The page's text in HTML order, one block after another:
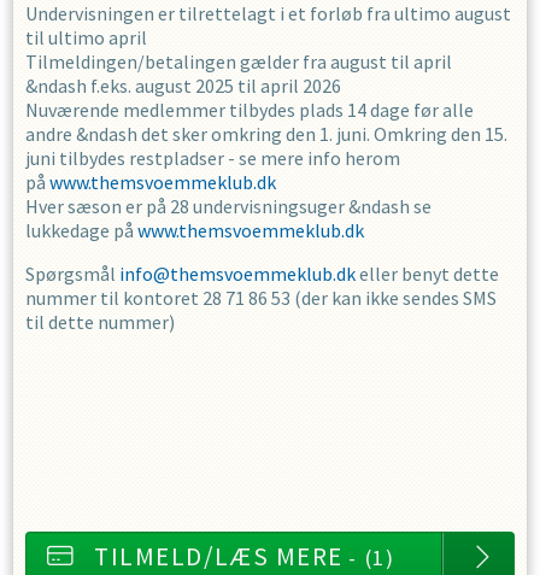
Undervisningen er tilrettelagt i et forløb fra ultimo august
til ultimo april
Tilmeldingen/betalingen gælder fra august til april
&ndash f.eks. august 2025 til april 2026
Nuværende medlemmer tilbydes plads 14 dage før alle
andre &ndash det sker omkring den 1. juni. Omkring den 15.
juni tilbydes restpladser - se mere info herom
på www.themsvoemmeklub.dk
Hver sæson er på 28 undervisningsuger &ndash se
lukkedage på www.themsvoemmeklub.dk
Spørgsmål info@themsvoemmeklub.dkeller benyt dette
nummer til kontoret 28 71 86 53 (der kan ikke sendes SMS
til dette nummer)
TILMELD/LÆS MERE - (1)